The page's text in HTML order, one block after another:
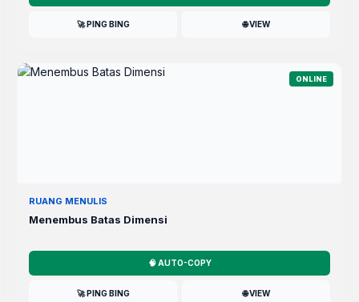
🚀 PING BING 🌐 VIEW
ONLINE
RUANG MENULIS
Menembus Batas Dimensi
🧠 AUTO-COPY
🚀 PING BING 🌐 VIEW